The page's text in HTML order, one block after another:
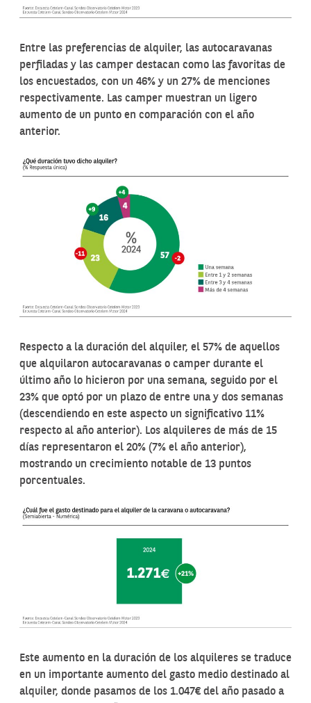
Entre las preferencias de alquiler, las autocaravanas
perfiladas y las camper destacan como las favoritas de
los encuestados, con un 46% y un 27% de menciones
respectivamente. Las camper muestran un ligero
aumento de un punto en comparación con el año
anterior.
Respecto a la duración del alquiler, el 57% de aquellos
que alquilaron autocaravanas o camper durante el
último año lo hicieron por una semana, seguido por el
23% que optó por un plazo de entre una y dos semanas
(descendiendo en este aspecto un significativo 11%
respecto al año anterior). Los alquileres de más de 15
días representaron el 20% (7% el año anterior),
mostrando un crecimiento notable de 13 puntos
porcentuales.
Este aumento en la duración de los alquileres se traduce
en un importante aumento del gasto medio destinado al
alquiler, donde pasamos de los 1.047€ del año pasado a